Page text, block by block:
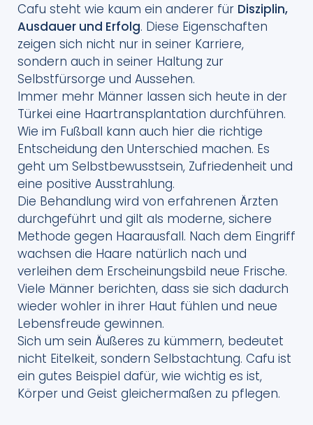
Cafu steht wie kaum ein anderer für Disziplin,
Ausdauer und Erfolg. Diese Eigenschaften
zeigen sich nicht nur in seiner Karriere,
sondern auch in seiner Haltung zur
Selbstfürsorge und Aussehen.
Immer mehr Männer lassen sich heute in der
Türkei eine Haartransplantation durchführen.
Wie im Fußball kann auch hier die richtige
Entscheidung den Unterschied machen. Es
geht um Selbstbewusstsein, Zufriedenheit und
eine positive Ausstrahlung.
Die Behandlung wird von erfahrenen Ärzten
durchgeführt und gilt als moderne, sichere
Methode gegen Haarausfall. Nach dem Eingriff
wachsen die Haare natürlich nach und
verleihen dem Erscheinungsbild neue Frische.
Viele Männer berichten, dass sie sich dadurch
wieder wohler in ihrer Haut fühlen und neue
Lebensfreude gewinnen.
Sich um sein Äußeres zu kümmern, bedeutet
nicht Eitelkeit, sondern Selbstachtung. Cafu ist
ein gutes Beispiel dafür, wie wichtig es ist,
Körper und Geist gleichermaßen zu pflegen.